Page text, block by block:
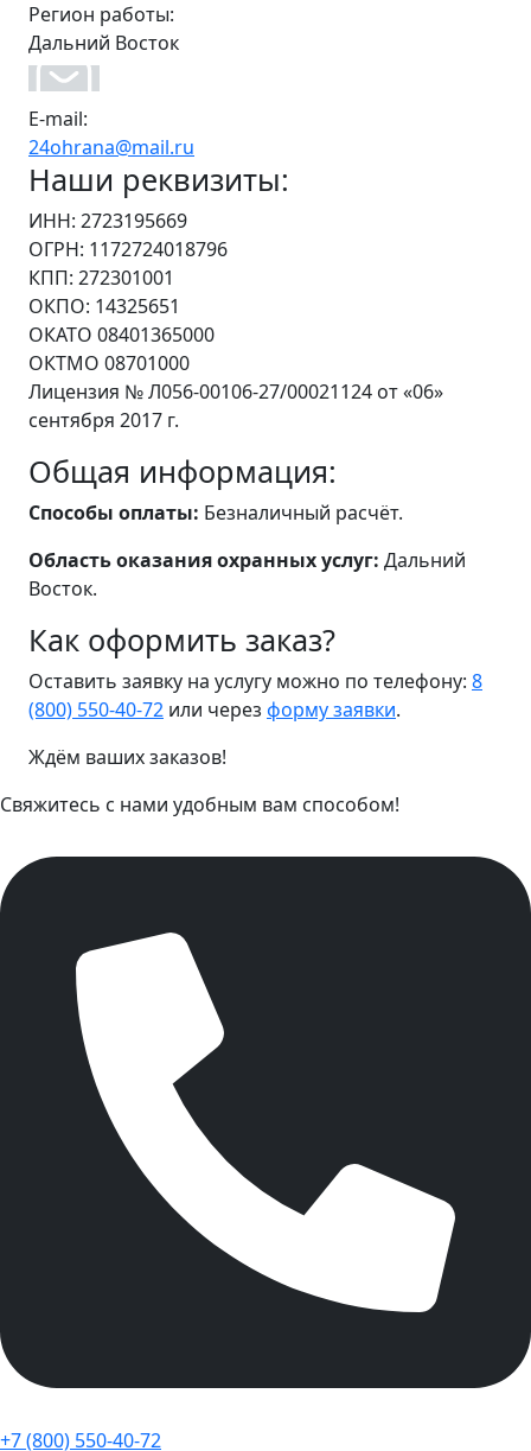
Регион работы:
Дальний Восток
E-mail:
24ohrana@mail.ru
Наши реквизиты:
ИНН: 2723195669
ОГРН: 1172724018796
КПП: 272301001
ОКПО: 14325651
ОКАТО 08401365000
ОКТМО 08701000
Лицензия № Л056-00106-27/00021124 от «06»
сентября 2017 г.
Общая информация:
Способы оплаты: Безналичный расчёт.
Область оказания охранных услуг: Дальний
Восток.
Как оформить заказ?
Оставить заявку на услугу можно по телефону: 8
(800) 550-40-72 или через форму заявки.
Ждём ваших заказов!
Свяжитесь с нами удобным вам способом!
+7 (800) 550-40-72